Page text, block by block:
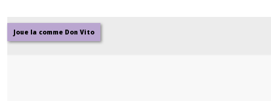
Joue la comme Don Vito